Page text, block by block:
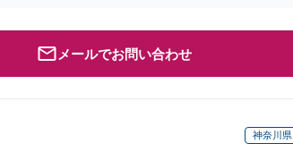
メールでお問い合わせ
神奈川県